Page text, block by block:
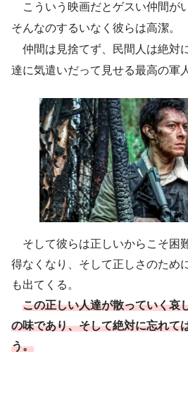
こういう映画だとゲスい仲間が
そんなのするいなく彼らは高潔。
仲間は見捨てず、民間人は絶対
達に気遣いだって見せる最高の軍
そして彼らは正しいからこそ困
得なくなり、そして正しさのため
も出てくる。
この正しい人達が散っていく哀
の味であり、そして絶対に忘れて
う。